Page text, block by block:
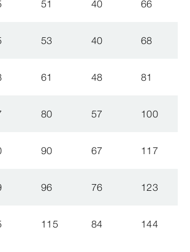
51 40 66
53 40 68
61 48 81
80 57 100
90 67 117
96 76 123
115 84 144